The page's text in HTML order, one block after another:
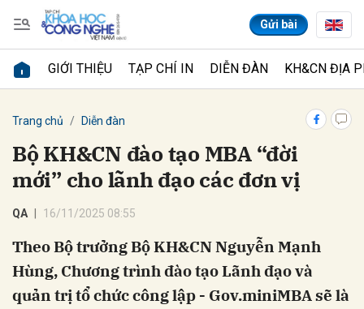
Gửi bài
GIỚI THIỆU TẠP CHÍ IN DIỄN ĐÀN KH&CN ĐỊA
Trang chủ Diễn đàn
Bộ KH&CN đào tạo MBA “đời
mới” cho lãnh đạo các đơn vị
QA 16/11/2025 08:55
Theo Bộ trưởng Bộ KH&CN Nguyễn Mạnh
Hùng, Chương trình đào tạo Lãnh đạo và
quản trị tổ chức công lập - Gov.miniMBA sẽ là
Gửi bình luận
Hủy Gửi